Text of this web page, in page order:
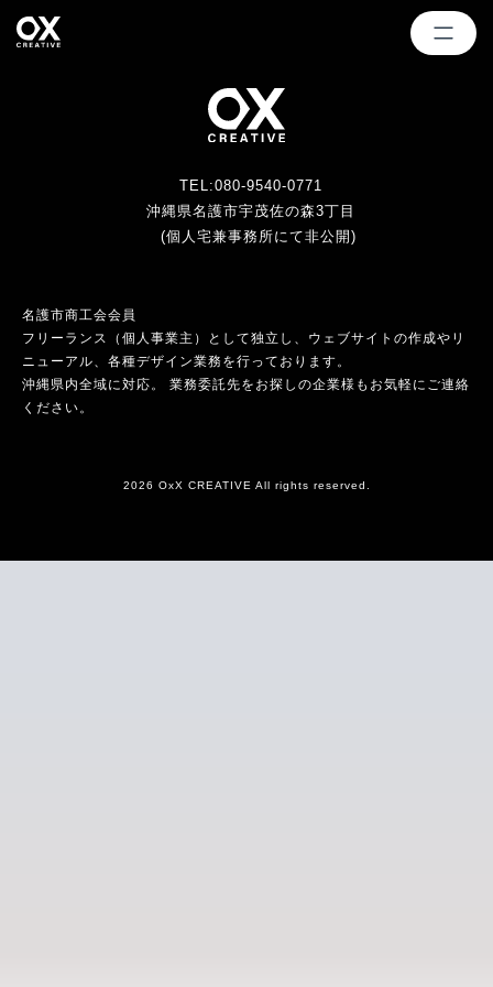
TEL:080-9540-0771
沖縄県名護市宇茂佐の森3丁目
(個人宅兼事務所にて非公開)
名護市商工会会員
フリーランス（個人事業主）として独立し、ウェブサイトの作成やリ
ニューアル、各種デザイン業務を行っております。
沖縄県内全域に対応。 業務委託先をお探しの企業様もお気軽にご連絡
ください。
2026 OxX CREATIVE All rights reserved.